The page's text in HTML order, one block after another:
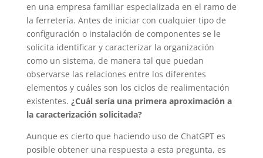
en una empresa familiar especializada en el ramo de
la ferretería. Antes de iniciar con cualquier tipo de
configuración o instalación de componentes se le
solicita identificar y caracterizar la organización
como un sistema, de manera tal que puedan
observarse las relaciones entre los diferentes
elementos y cuáles son los ciclos de realimentación
existentes. ¿Cuál sería una primera aproximación a
la caracterización solicitada?
Aunque es cierto que haciendo uso de ChatGPT es
posible obtener una respuesta a esta pregunta, es